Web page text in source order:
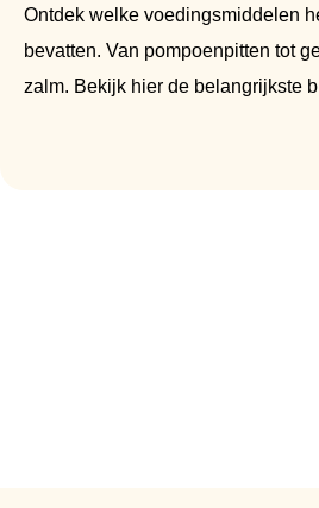
Ontdek welke voedingsmiddelen
bevatten. Van pompoenpitten tot
zalm. Bekijk hier de belangrijkste